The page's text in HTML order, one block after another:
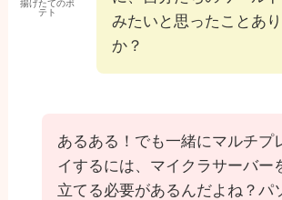
揚げたてのポ
テト
みたいと思ったことあ
か？
あるある！でも一緒にマルチプ
イするには、マイクラサーバー
立てる必要があるんだよね？パ